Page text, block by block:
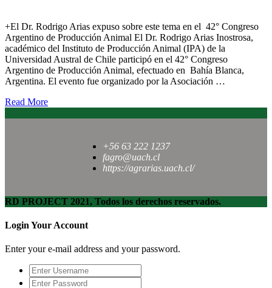
+El Dr. Rodrigo Arias expuso sobre este tema en el 42° Congreso
Argentino de Producción Animal El Dr. Rodrigo Arias Inostrosa,
académico del Instituto de Producción Animal (IPA) de la
Universidad Austral de Chile participó en el 42° Congreso
Argentino de Producción Animal, efectuado en Bahía Blanca,
Argentina. El evento fue organizado por la Asociación …
Read More
+56 63 222 1237
fagro@uach.cl
https://agrarias.uach.cl/
RD PROJECT 2021, Todos los derechos reservados.
Login Your Account
Enter your e-mail address and your password.